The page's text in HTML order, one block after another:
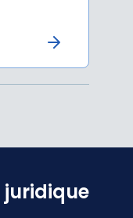
juridique